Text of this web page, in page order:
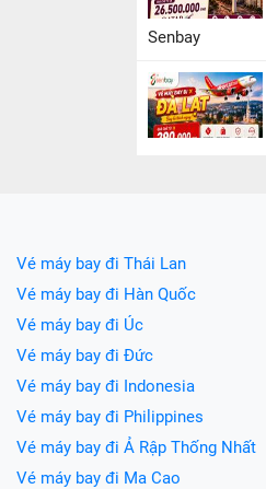
Senbay
Vé máy bay đi Thái Lan
Vé máy bay đi Hàn Quốc
Vé máy bay đi Úc
Vé máy bay đi Đức
Vé máy bay đi Indonesia
Vé máy bay đi Philippines
Vé máy bay đi Ả Rập Thống Nhất
Vé máy bay đi Ma Cao